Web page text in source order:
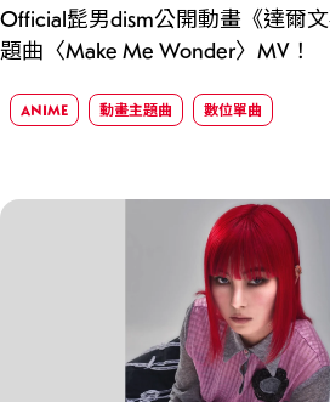
Official髭男dism公開動畫《達爾
題曲〈Make Me Wonder〉MV！
ANIME 動畫主題曲 數位單曲